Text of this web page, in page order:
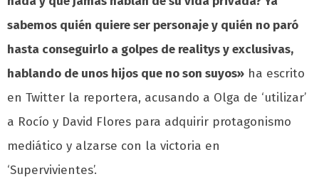
sabemos quién quiere ser personaje y quién no paró
hasta conseguirlo a golpes de realitys y exclusivas,
hablando de unos hijos que no son suyos» ha escrito
en Twitter la reportera, acusando a Olga de ‘utilizar’
a Rocío y David Flores para adquirir protagonismo
mediático y alzarse con la victoria en
‘Supervivientes’.